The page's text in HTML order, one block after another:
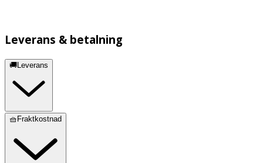
Leverans & betalning
🚚Leverans
🧺Fraktkostnad